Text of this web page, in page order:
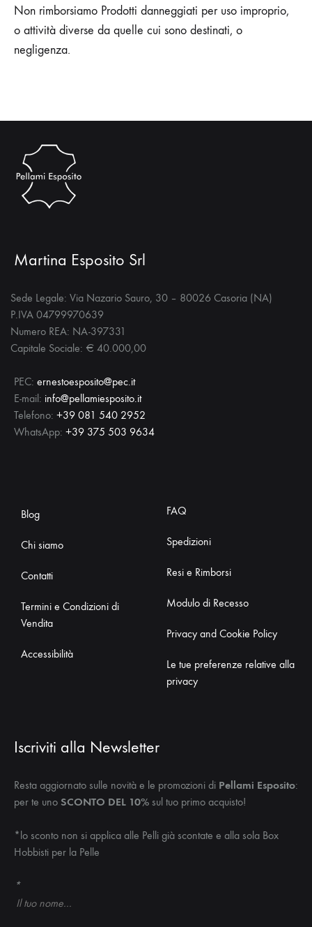
Non rimborsiamo Prodotti danneggiati per uso improprio,
o attività diverse da quelle cui sono destinati, o
negligenza.
Martina Esposito Srl
Sede Legale: Via Nazario Sauro, 30 – 80026 Casoria (NA)
P.IVA 04799970639
Numero REA: NA-397331
Capitale Sociale: € 40.000,00
PEC: ernestoesposito@pec.it
E-mail: info@pellamiesposito.it
Telefono: +39 081 540 2952
WhatsApp: +39 375 503 9634
Blog
Chi siamo
Contatti
Termini e Condizioni di
Vendita
Accessibilità
FAQ
Spedizioni
Resi e Rimborsi
Modulo di Recesso
Privacy and Cookie Policy
Le tue preferenze relative alla
privacy
Iscriviti alla Newsletter
Resta aggiornato sulle novità e le promozioni di Pellami Esposito:
per te uno SCONTO DEL 10% sul tuo primo acquisto!
*lo sconto non si applica alle Pelli già scontate e alla sola Box
Hobbisti per la Pelle
*